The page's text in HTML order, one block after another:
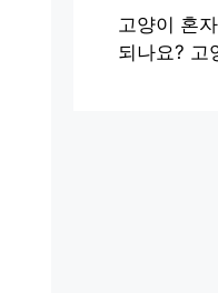
고양이 혼
되나요? 고